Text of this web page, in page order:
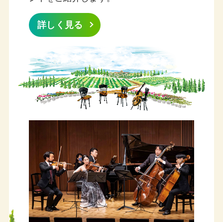
「ラデク・バボラークの個展‘23」出演者変
1月27日
堤剛館長（チェロ）が語るCMG2023の聴き
どころ
1月27日
佐藤俊介（ヴァイオリン）、毛利文香（ヴァ
イオリン） インタビュー
室内楽アカデミー・ファカルティ（講師）イ
ンタビュー①：原田幸一郎、毛利伯郎、練
木繁夫
1月27日
「チェンバーミュージック・ガーデン
2023」特集ページ公開
詳しく見る